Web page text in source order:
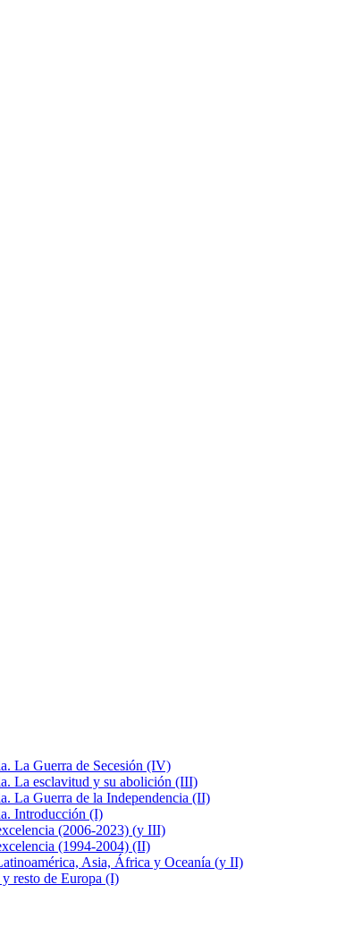
La Guerra de Secesión (IV)
La esclavitud y su abolición (III)
La Guerra de la Independencia (II)
Introducción (I)
(2006-2023) (y III)
(1994-2004) (II)
Asia, África y Oceanía (y II)
resto de Europa (I)